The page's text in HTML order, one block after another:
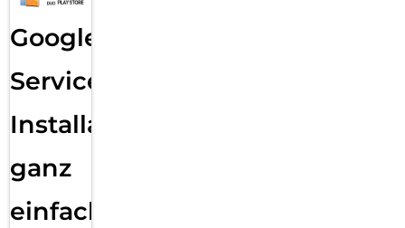
Google
Services
Installation
ganz
einfach